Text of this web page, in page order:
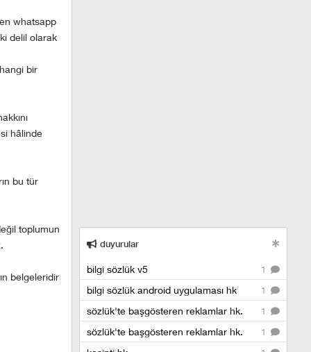
whatsapp
delil olarak
bir
hâlinde
bu tür
toplumun
belgeleridir
duyurular
1
bilgi sözlük v5
1
bilgi sözlük android uygulaması hk
1
sözlük'te başgösteren reklamlar hk.
1
sözlük'te başgösteren reklamlar hk.